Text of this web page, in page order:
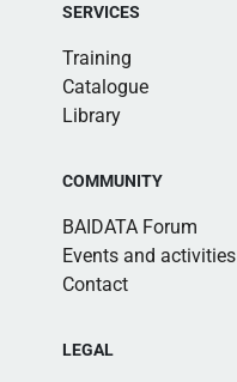
SERVICES
Training
Catalogue
Library
COMMUNITY
BAIDATA Forum
Events and activities
Contact
LEGAL